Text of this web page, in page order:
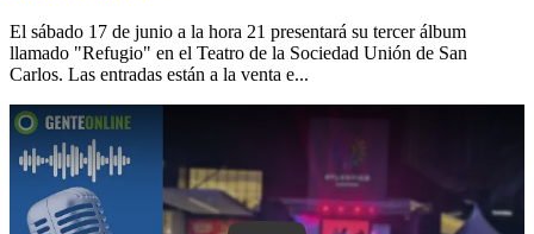
El sábado 17 de junio a la hora 21 presentará su tercer álbum
llamado "Refugio" en el Teatro de la Sociedad Unión de San
Carlos. Las entradas están a la venta e...